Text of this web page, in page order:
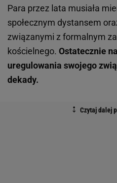
Para przez lata musiała
społecznym dystansem
związanymi z formalnym
kościelnego. Ostatecznie
uregulowania swojego
dekady.